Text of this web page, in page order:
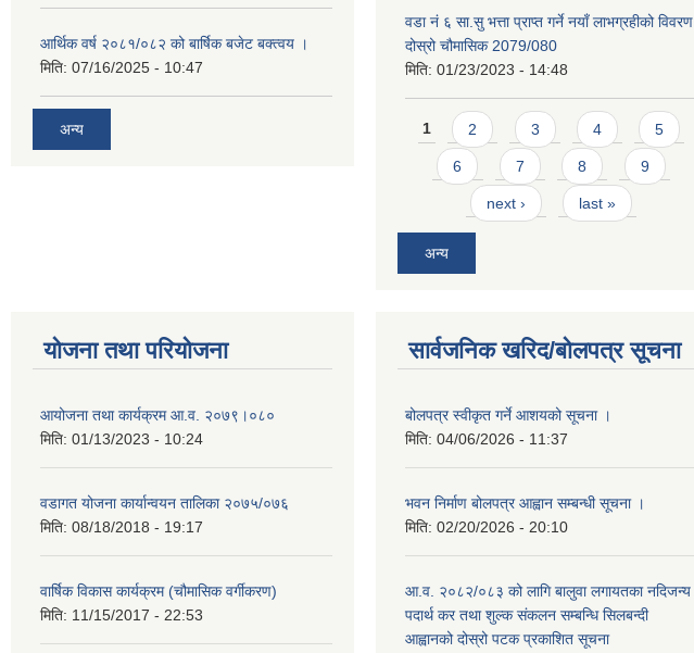
आर्थिक वर्ष २०८१/०८२ को बार्षिक बजेट बक्त्वय ।
मिति: 07/16/2025 - 10:47
अन्य
वडा नं ६ सा.सु भत्ता प्राप्त गर्ने नयाँ लाभग्रहीको विवरण
दोस्रो चौमासिक 2079/080
मिति: 01/23/2023 - 14:48
Pages
1 2 3 4 5
6 7 8 9
next › last »
अन्य
योजना तथा परियोजना
आयोजना तथा कार्यक्रम आ.व. २०७९।०८०
मिति: 01/13/2023 - 10:24
वडागत योजना कार्यान्वयन तालिका २०७५/०७६
मिति: 08/18/2018 - 19:17
वार्षिक विकास कार्यक्रम (चौमासिक वर्गीकरण)
मिति: 11/15/2017 - 22:53
सार्वजनिक खरिद/बोलपत्र सूचना
बोलपत्र स्वीकृत गर्ने आशयको सूचना ।
मिति: 04/06/2026 - 11:37
भवन निर्माण बोलपत्र आह्वान सम्बन्धी सूचना ।
मिति: 02/20/2026 - 20:10
आ.व. २०८२/०८३ को लागि बालुवा लगायतका नदिजन्य
पदार्थ कर तथा शुल्क संकलन सम्बन्धि सिलबन्दी
आह्वानको दोस्रो पटक प्रकाशित सूचना